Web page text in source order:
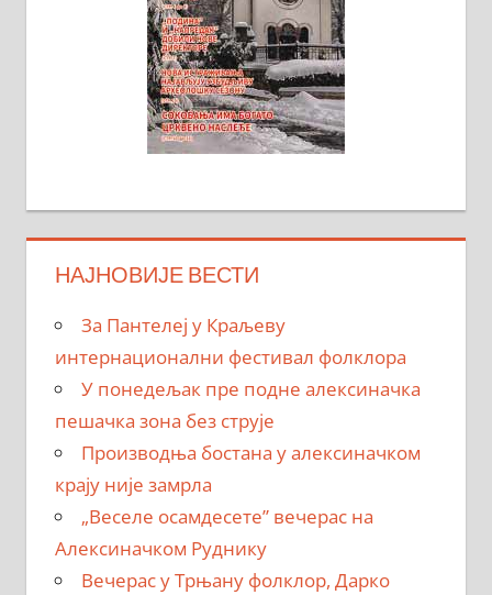
НАЈНОВИЈЕ ВЕСТИ
За Пантелеј у Краљеву
интернационални фестивал фолклора
У понедељак пре подне алексиначка
пешачка зона без струје
Производња бостана у алексиначком
крају није замрла
„Веселе осамдесете” вечерас на
Алексиначком Руднику
Вечерас у Трњану фолклор, Дарко